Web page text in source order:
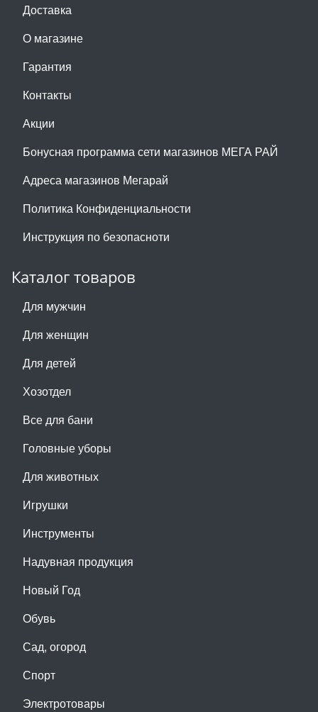
Доставка
О магазине
Гарантия
Контакты
Акции
Бонусная программа сети магазинов МЕГА РАЙ
Адреса магазинов Мегарай
Политика Конфиденциальности
Инструкция по безопасноти
Каталог товаров
Для мужчин
Для женщин
Для детей
Хозотдел
Все для бани
Головные уборы
Для животных
Игрушки
Инструменты
Надувная продукция
Новый Год
Обувь
Сад, огород
Спорт
Электротовары